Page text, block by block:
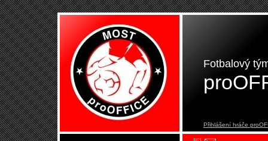
Přihlášení hráče
Fotbalový